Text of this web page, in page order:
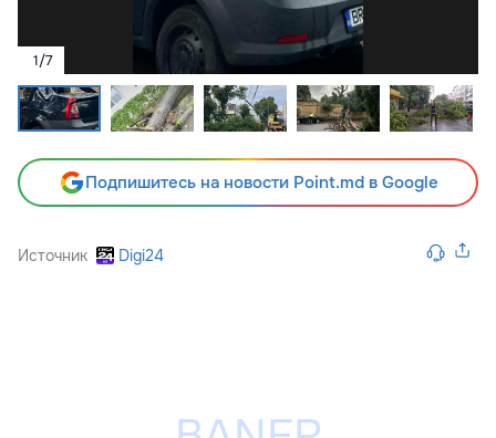
1/7
Подпишитесь на новости Point.md в Google
Источник Digi24